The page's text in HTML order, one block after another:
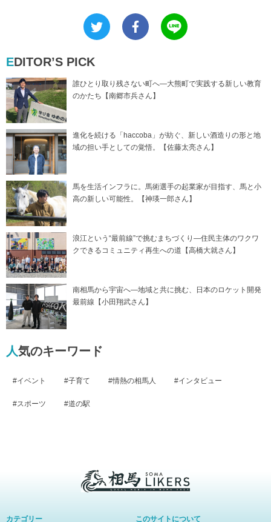
EDITOR’S PICK
誰ひとり取り残さない町へ―大熊町で実践する新しい教育
のかたち【南郷市兵さん】
進化を続ける「haccoba」が紡ぐ、新しい酒造りの形と地
域の担い手としての覚悟。【佐藤太亮さん】
馬を生活インフラに。馬術選手の起業家が目指す、馬と小
高の新しい可能性。【神瑛一郎さん】
浪江という“最前線”で挑むまちづくり―住民主体のワクワ
クできるコミュニティ再生への道【高橋大就さん】
南相馬から宇宙へ―地域と共に挑む、日本のロケット開発
最前線【小田翔武さん】
人気のキーワード
イベント 子育て 情熱の相馬人 インタビュー
スポーツ 道の駅
カテゴリー このサイトについて